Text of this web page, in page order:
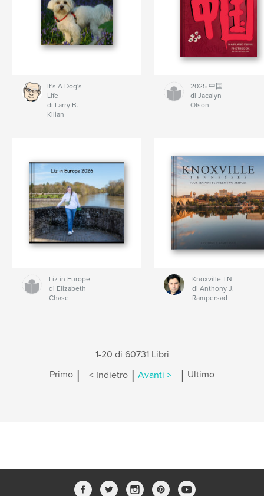
It's A Dog's
Life
di Larry B.
Kilian
2025 中国
di Jacalyn
Olson
Liz in Europe
di Elizabeth
Chase
Knoxville TN
di Anthony J.
Rampersad
1-20 di 60731 Libri
Primo | < Indietro | Avanti > | Ultimo